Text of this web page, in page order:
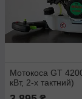
Мотокоса GT
кВт, 2-х тактний)